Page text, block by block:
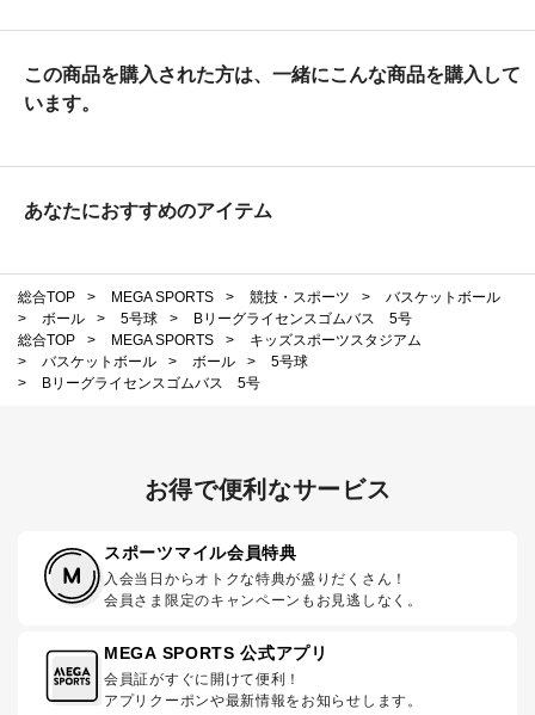
この商品を購入された方は、一緒にこんな商品を購入して
います。
あなたにおすすめのアイテム
総合TOP > MEGA SPORTS > 競技・スポーツ >
バスケットボール
>
ボール > 5号球 >
Bリーグライセンスゴムバス 5号
総合TOP
> MEGA SPORTS >
キッズスポーツスタジアム
>
バスケットボール > ボール >
5号球
>
Bリーグライセンスゴムバス 5号
お得で便利なサービス
スポーツマイル会員特典
入会当日からオトクな特典が盛りだくさん！
会員さま限定のキャンペーンもお見逃しなく。
MEGA SPORTS 公式アプリ
会員証がすぐに開けて便利！
アプリクーポンや最新情報をお知らせします。